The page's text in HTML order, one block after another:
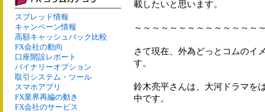
スプレッド情報
キャンペーン情報
高額キャッシュバック比較
FX会社の動向
口座開設レポート
バイナリーオプション
取引システム・ツール
スマホアプリ
FX業界再編の動き
FX会社のサービス
載したいと思います。
～～～～～～～～～～～～～～
さて現在、外為どっとコムのイ
す。
鈴木亮平さんは、大河ドラマを
中です。